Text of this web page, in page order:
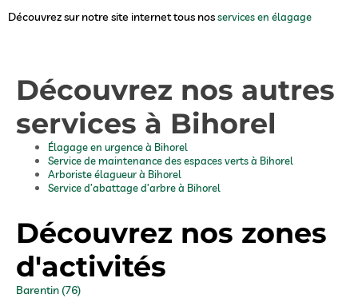
Découvrez sur notre site internet tous nosservices en élagage
Découvrez nos autres
services à Bihorel
Élagage en urgence à Bihorel
Service de maintenance des espaces verts à Bihorel
Arboriste élagueur à Bihorel
Service d’abattage d’arbre à Bihorel
Découvrez nos zones
d'activités
Barentin (76)